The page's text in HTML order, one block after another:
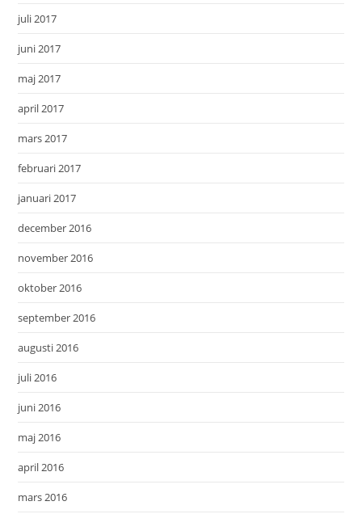
juli 2017
juni 2017
maj 2017
april 2017
mars 2017
februari 2017
januari 2017
december 2016
november 2016
oktober 2016
september 2016
augusti 2016
juli 2016
juni 2016
maj 2016
april 2016
mars 2016